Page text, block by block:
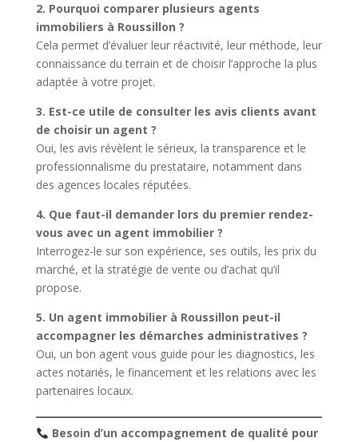
2. Pourquoi comparer plusieurs agents
immobiliers à Roussillon ?
Cela permet d’évaluer leur réactivité, leur méthode, leur
connaissance du terrain et de choisir l’approche la plus
adaptée à votre projet.
3. Est-ce utile de consulter les avis clients avant
de choisir un agent ?
Oui, les avis révèlent le sérieux, la transparence et le
professionnalisme du prestataire, notamment dans
des agences locales réputées.
4. Que faut-il demander lors du premier rendez-
vous avec un agent immobilier?
Interrogez-le sur son expérience, ses outils, les prix du
marché, et la stratégie de vente ou d’achat qu’il
propose.
5. Un agent immobilierà Roussillon peut-il
accompagner les démarches administratives ?
Oui, un bon agent vous guide pour les diagnostics, les
actes notariés, le financement et les relations avec les
partenaires locaux.
Besoin d’un accompagnement de qualité pour